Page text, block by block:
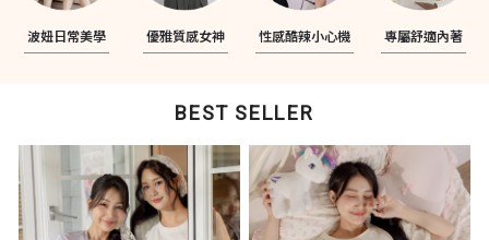
波妞日常美學 優雅質感女神 性感酷辣小心機 專屬舒適內著
BEST SELLER